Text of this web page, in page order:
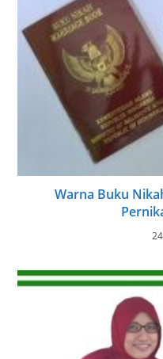
Warna Buku